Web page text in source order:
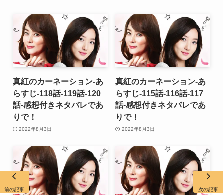
真紅のカーネーション-あ
らすじ-118話-119話-120
話-感想付きネタバレであ
りで！
2022年8月3日
真紅のカーネーション-あ
らすじ-115話-116話-117
話-感想付きネタバレであ
りで！
2022年8月3日
前の記事 次の記事